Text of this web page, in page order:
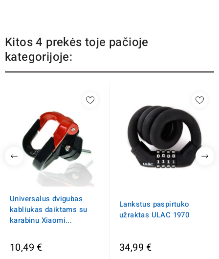
Kitos 4 prekės toje pačioje
kategorijoje:
Universalus dvigubas
kabliukas daiktams su
karabinu Xiaomi...
10,49 €
Lankstus paspirtuko
užraktas ULAC 1970
34,99 €